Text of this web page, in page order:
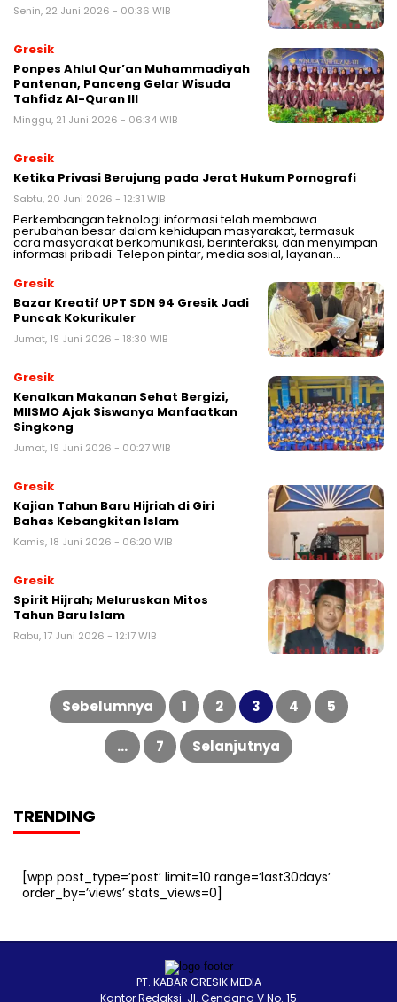
Senin, 22 Juni 2026 - 00:36 WIB
Gresik
Ponpes Ahlul Qur’an Muhammadiyah
Pantenan, Panceng Gelar Wisuda
Tahfidz Al-Quran III
Minggu, 21 Juni 2026 - 06:34 WIB
Gresik
Ketika Privasi Berujung pada Jerat Hukum Pornografi
Sabtu, 20 Juni 2026 - 12:31 WIB
Perkembangan teknologi informasi telah membawa
perubahan besar dalam kehidupan masyarakat, termasuk
cara masyarakat berkomunikasi, berinteraksi, dan menyimpan
informasi pribadi. Telepon pintar, media sosial, layanan…
Gresik
Bazar Kreatif UPT SDN 94 Gresik Jadi
Puncak Kokurikuler
Jumat, 19 Juni 2026 - 18:30 WIB
Gresik
Kenalkan Makanan Sehat Bergizi,
MIISMO Ajak Siswanya Manfaatkan
Singkong
Jumat, 19 Juni 2026 - 00:27 WIB
Gresik
Kajian Tahun Baru Hijriah di Giri
Bahas Kebangkitan Islam
Kamis, 18 Juni 2026 - 06:20 WIB
Gresik
Spirit Hijrah; Meluruskan Mitos
Tahun Baru Islam
Rabu, 17 Juni 2026 - 12:17 WIB
Paginasi
posSebelumnya 1 2 3 4 5
… 7 Selanjutnya
TRENDING
[wpp post_type=’post’ limit=10 range=’last30days’
order_by=’views’ stats_views=0]
PT. KABAR GRESIK MEDIA
Kantor Redaksi: Jl. Cendana V No. 15